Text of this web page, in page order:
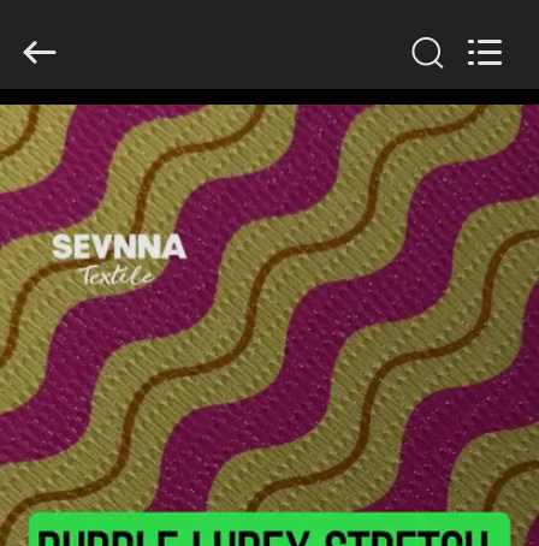
HUIS
PRODUCTEN
VR-
SHOW
ONGEVEER
ONS
FABRIEKSREIS
Rights